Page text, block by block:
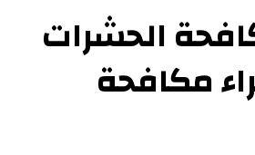
الحشرات
مكافحة